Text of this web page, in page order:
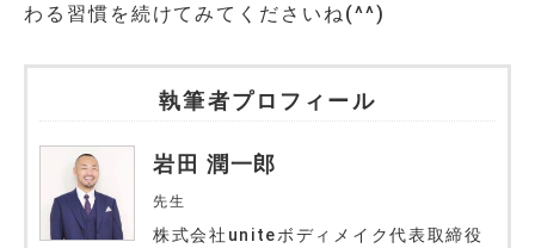
わる習慣を続けてみてくださいね(^^)
執筆者プロフィール
岩田 潤一郎
先生
株式会社uniteボディメイク代表取締役